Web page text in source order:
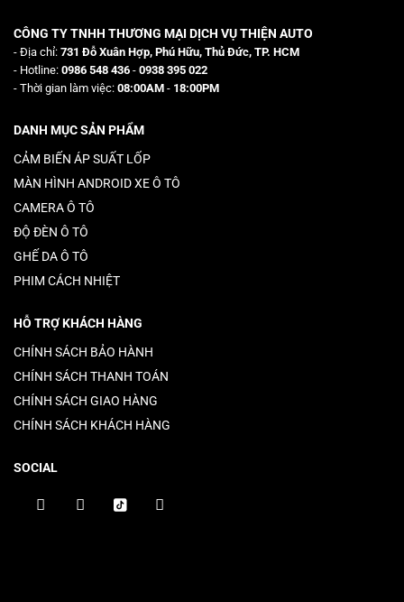
CÔNG TY TNHH THƯƠNG MẠI DỊCH VỤ THIỆN AUTO
- Địa chỉ: 731 Đỗ Xuân Hợp, Phú Hữu, Thủ Đức, TP. HCM
- Hotline: 0986 548 436 - 0938 395 022
- Thời gian làm việc: 08:00AM - 18:00PM
DANH MỤC SẢN PHẨM
CẢM BIẾN ÁP SUẤT LỐP
MÀN HÌNH ANDROID XE Ô TÔ
CAMERA Ô TÔ
ĐỘ ĐÈN Ô TÔ
GHẾ DA Ô TÔ
PHIM CÁCH NHIỆT
HỖ TRỢ KHÁCH HÀNG
CHÍNH SÁCH BẢO HÀNH
CHÍNH SÁCH THANH TOÁN
CHÍNH SÁCH GIAO HÀNG
CHÍNH SÁCH KHÁCH HÀNG
SOCIAL